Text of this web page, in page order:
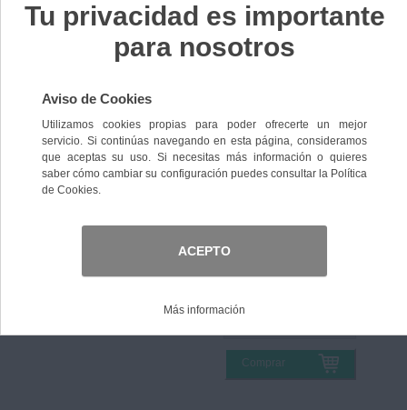
TOALLA MICROFIBRA
GRANDE 50X90
Ref. CA-TEC46
Color
Comprar